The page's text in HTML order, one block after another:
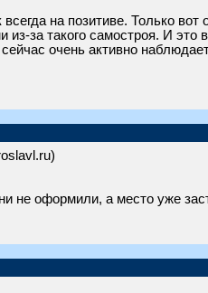
на позитиве. Только
из-за такого самостроя. И это
очень активно
не оформили, а место уже